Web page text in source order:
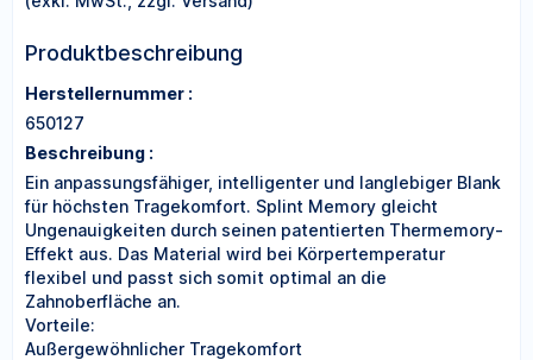
Produktbeschreibung
Herstellernummer :
650127
Beschreibung :
Ein anpassungsfähiger, intelligenter und langlebiger Blank
für höchsten Tragekomfort. Splint Memory gleicht
Ungenauigkeiten durch seinen patentierten Thermemory-
Effekt aus. Das Material wird bei Körpertemperatur
flexibel und passt sich somit optimal an die
Zahnoberfläche an.
Vorteile:
Außergewöhnlicher Tragekomfort